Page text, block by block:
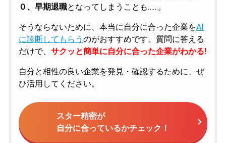
０、早期退職となってしまうことも……。
そうならないために、本当に自分に合った企業をAI
に診断してもらう のがおすすめです。質問に答える
だけで、 サクッと簡単に自分に合った企業がわかる!
自分と相性の良い企業を発見・確認するために、ぜ
ひ活用してください。
スター精密が
自分に合っているかチェック！